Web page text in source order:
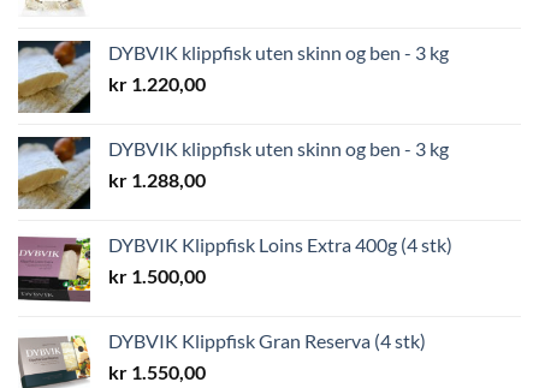
DYBVIK klippfisk uten skinn og ben - 3 kg
kr 1.220,00
DYBVIK klippfisk uten skinn og ben - 3 kg
kr 1.288,00
DYBVIK Klippfisk Loins Extra 400g (4 stk)
kr 1.500,00
DYBVIK Klippfisk Gran Reserva (4 stk)
kr 1.550,00